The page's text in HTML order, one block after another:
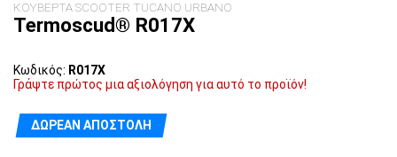
ΚΟΥΒΕΡΤΑ SCOOTER TUCANO URBANO
Termoscud® R017X
Κωδικός: R017X
Γράψτε πρώτος μια αξιολόγηση για αυτό το προϊόν!
ΔΩΡΕΆΝ ΑΠΟΣΤΟΛΉ